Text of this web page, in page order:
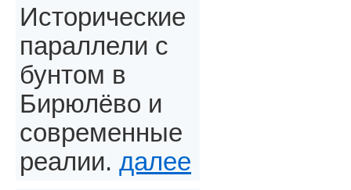
Исторические
параллели с
бунтом в
Бирюлёво и
современные
реалии. далее